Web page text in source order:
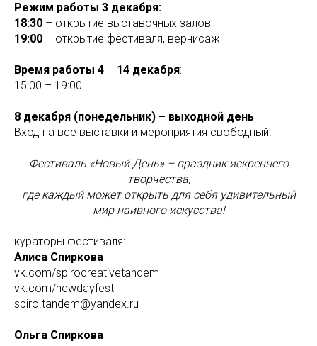
Режим работы 3 декабря:
18:30 – открытие выставочных залов
19:00 – открытие фестиваля, вернисаж
Время работы 4 – 14 декабря:
15:00 – 19:00
8 декабря (понедельник) – выходной день
Вход на все выставки и мероприятия свободный.
Фестиваль «Новый День» – праздник искреннего
творчества,
где каждый может открыть для себя удивительный
мир наивного искусства!
кураторы фестиваля:
Алиса Спиркова
vk.com/spirocreativetandem
vk.com/newdayfest
spiro.tandem@yandex.ru
Ольга Спиркова